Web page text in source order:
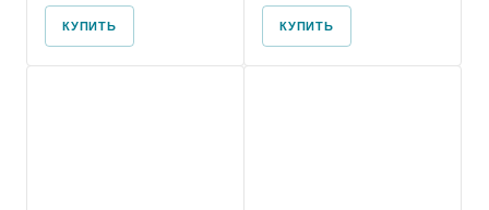
КУПИТЬ КУПИТЬ